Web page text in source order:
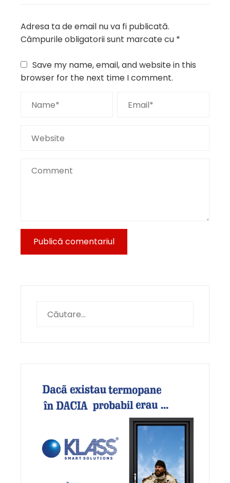
Adresa ta de email nu va fi publicată.
Câmpurile obligatorii sunt marcate cu *
Save my name, email, and website in this
browser for the next time I comment.
după: